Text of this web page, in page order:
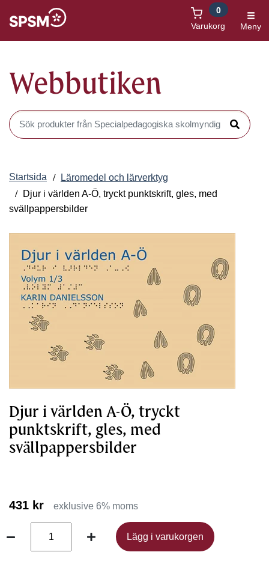
Varukorg
0
Meny
Webbutiken
Sök produkter i Webbutiken
Sök
Startsida
Läromedel och lärverktyg
Djur i världen A-Ö, tryckt punktskrift, gles, med
svällpappersbilder
Djur i världen A-Ö, tryckt
punktskrift, gles, med
svällpappersbilder
431 kr exklusive 6% moms
Lägg i varukorgen
Lägg i varukorgen